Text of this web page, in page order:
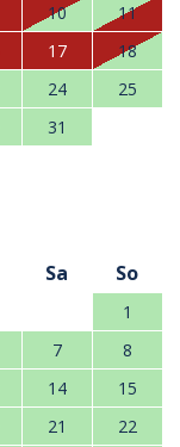
10
11
17
18
24
25
31
Sa So
1
7
8
14
15
21
22